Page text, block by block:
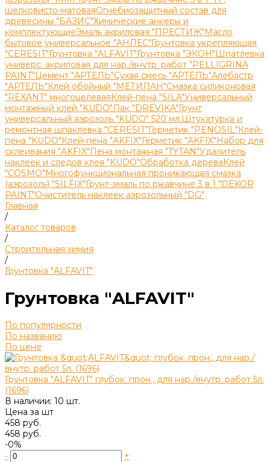
шелковисто-матоваяОгнебиозащитный состав для
древесины "БАЗИС"Химические анкеры и
комплектующиеЭмаль акриловая "ПРЕСТИЖ"Масло
бытовое универсальное "АНЛЕС"Грунтовка укрепляющая
"CERESIT"Грунтовка "ALFAVIT"Грунтовка "ЭКОН"Шпатлевка
универс. акриловая для нар./внутр. работ "PELLIGRINA
PAINT"Цемент "АРТЕЛЬ"Сухая смесь "АРТЕЛЬ"Алебастр
"АРТЕЛЬ"Клей обойный "МЕТИЛАН"Смазка силиконовая
"REXANT" многоцелеваяКлей-пена "SILA"Универсальный
монтажный клей "KUDO"Лак "DREVIKA"Грунт
универсальный аэрозоль "KUDO" 520 мл.Штукатурка и
ремонтная шпаклевка "CERESIT"Герметик "PENOSIL"Клей-
пена "KUDO"Клей-пена "AKFIX"Герметик "AKFIX"Набор для
склеивания "AKFIX"Пена монтажная "TYTAN"Удалитель
наклеек и следов клея "KUDO"Обработка дереваКлей
"COSMO"Многофункциональная проникающая смазка
(аэрозоль) "SILFIX"Грунт-эмаль по ржавчине 3 в 1 "DEKOR
PAINT"Очиститель наклеек аэрозольный "DG"
Главная
/
Каталог товаров
/
Строительная химия
/
Грунтовка "ALFAVIT"
Грунтовка "ALFAVIT"
По популярности
По названию
По цене
Грунтовка "ALFAVIT" глубок. прон., для нар./внутр. работ 5л.
(1696)
В наличии: 10 шт.
Цена за шт
458 руб.
458 руб.
-0%
-
+